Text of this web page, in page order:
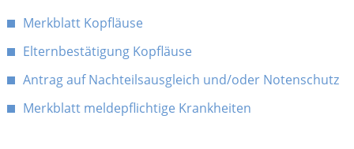
Merkblatt Kopfläuse
Elternbestätigung Kopfläuse
Antrag auf Nachteilsausgleich und/oder Notenschutz
Merkblatt meldepflichtige Krankheiten